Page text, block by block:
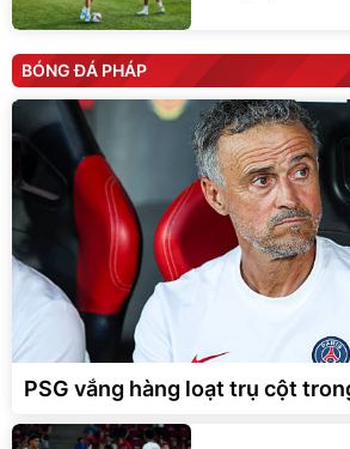
BÓNG ĐÁ PHÁP
PSG vắng hàng loạt trụ cột